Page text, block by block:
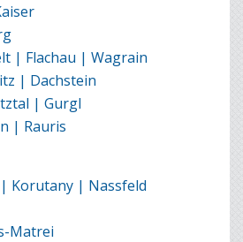
| Flachau | Wagrain
| Dachstein
| Gurgl
| Rauris
Korutany | Nassfeld
Matrei